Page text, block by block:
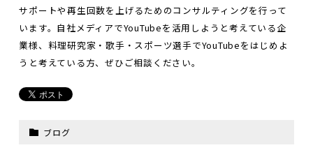
サポートや再生回数を上げるためのコンサルティングを行って
います。自社メディアでYouTubeを活用しようと考えている企
業様、料理研究家・歌手・スポーツ選手でYouTubeをはじめよ
うと考えている方、ぜひご相談ください。
ブログ